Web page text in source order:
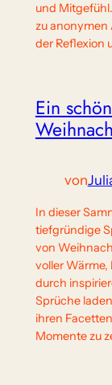
und
zu anonymen
der Reflexion
Ein
von
In dieser
tiefgründige
von
voller
durch
Sprüche
ihren
Momente zu